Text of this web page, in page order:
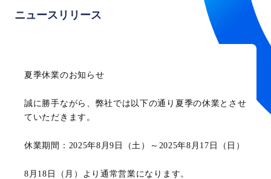
ニュースリリース
夏季休業のお知らせ
誠に勝手ながら、弊社では以下の通り夏季の休業とさせ
ていただきます。
休業期間：2025年8月9日（土）～2025年8月17日（日）
8月18日（月）より通常営業になります。